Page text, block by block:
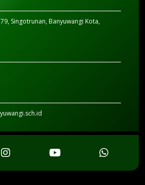
Singotrunan, Banyuwangi Kota,